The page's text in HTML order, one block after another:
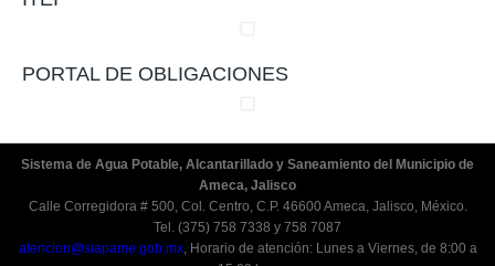
PORTAL DE OBLIGACIONES
Sistema de Agua Potable, Alcantarillado y Saneamiento del Municipio de
Ameca, Jalisco
Calle Corregidora # 500, Col. Centro, C.P. 46600 Ameca, Jalisco, México.
Tel. (375) 758 7338 y 758 7087
atencion@siapame.gob.mx, Horario de atención: Lunes a Viernes, de 8:00 a